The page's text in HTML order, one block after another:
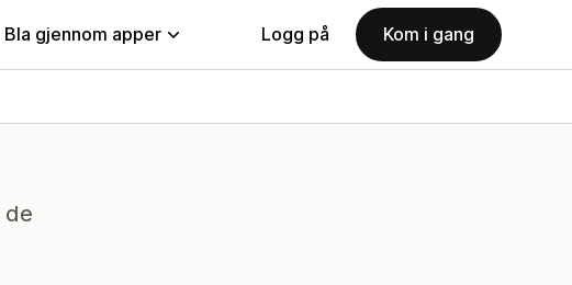
Bla gjennom apper Logg på Kom i gang
de